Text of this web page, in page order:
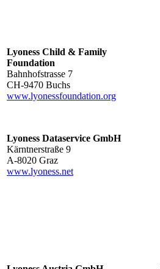
Lyoness Child & Family
Foundation
Bahnhofstrasse 7
CH-9470 Buchs
www.lyonessfoundation.org
Lyoness Dataservice GmbH
Kärntnerstraße 9
A-8020 Graz
www.lyoness.net